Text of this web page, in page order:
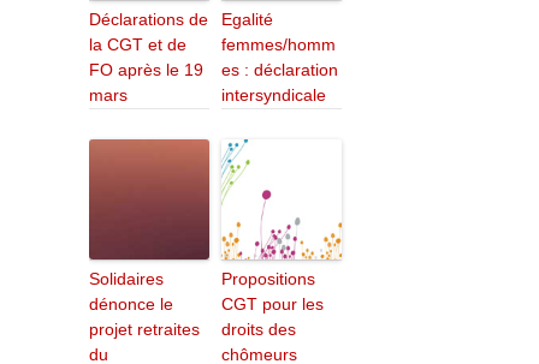
Déclarations de
la CGT et de
FO après le 19
mars
Egalité
femmes/homm
es : déclaration
intersyndicale
Solidaires
dénonce le
projet retraites
du
Propositions
CGT pour les
droits des
chômeurs